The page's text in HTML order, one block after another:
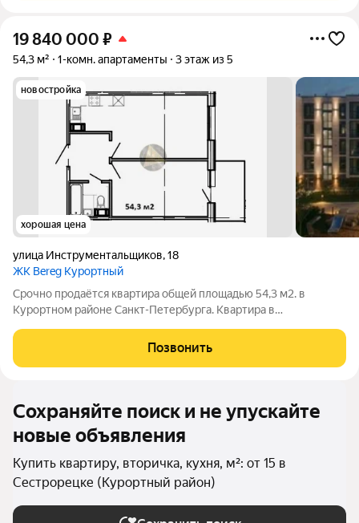
19 840 000 ₽
54,3 м² 1-комн. апартаменты 3 этаж из 5
новостройка
хорошая цена
улица Инструментальщиков,18
ЖК Bereg Курортный
Срочно продаётся квартира общей площадью 54,3 м2. в
Курортном районе Санкт-Петербурга. Квартира в
Идеальное место для комфортной городской жизни в
живописном окружении! О квартире: - Квартира
Позвонить
Сохраняйте поиск и не упускайте
новые объявления
Купить квартиру, вторичка, кухня, м²: от 15 в
Сестрорецке (Курортный район)